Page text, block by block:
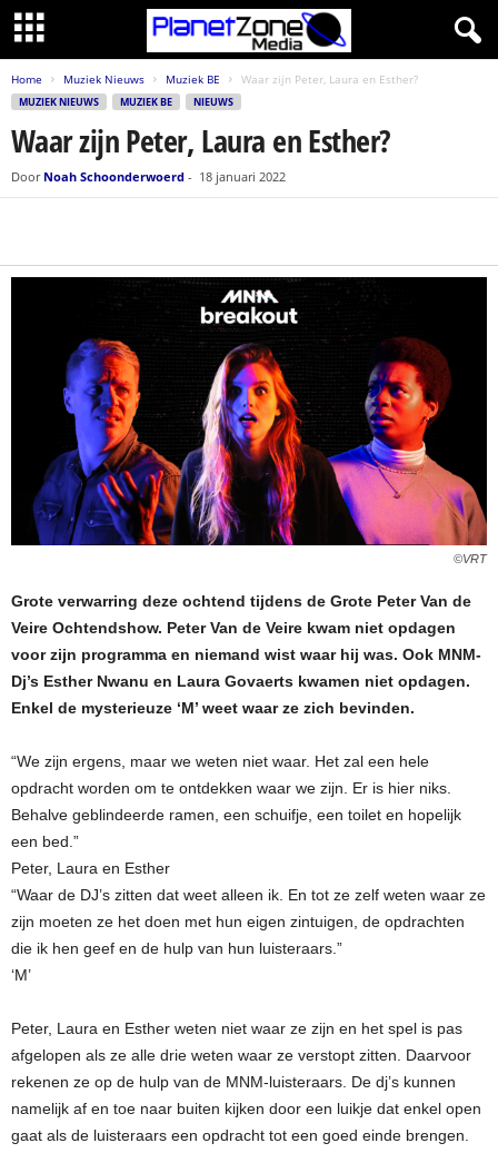
Home Muziek Nieuws Muziek BE Waar zijn Peter, Laura en Esther?
MUZIEK NIEUWS MUZIEK BE NIEUWS
Waar zijn Peter, Laura en Esther?
Door Noah Schoonderwoerd - 18 januari 2022
©VRT
Grote verwarring deze ochtend tijdens de Grote Peter Van de
Veire Ochtendshow. Peter Van de Veire kwam niet opdagen
voor zijn programma en niemand wist waar hij was. Ook MNM-
Dj’s Esther Nwanu en Laura Govaerts kwamen niet opdagen.
Enkel de mysterieuze ‘M’ weet waar ze zich bevinden.
“We zijn ergens, maar we weten niet waar. Het zal een hele
opdracht worden om te ontdekken waar we zijn. Er is hier niks.
Behalve geblindeerde ramen, een schuifje, een toilet en hopelijk
een bed.”
Peter, Laura en Esther
“Waar de DJ’s zitten dat weet alleen ik. En tot ze zelf weten waar ze
zijn moeten ze het doen met hun eigen zintuigen, de opdrachten
die ik hen geef en de hulp van hun luisteraars.”
‘M’
Peter, Laura en Esther weten niet waar ze zijn en het spel is pas
afgelopen als ze alle drie weten waar ze verstopt zitten. Daarvoor
rekenen ze op de hulp van de MNM-luisteraars. De dj’s kunnen
namelijk af en toe naar buiten kijken door een luikje dat enkel open
gaat als de luisteraars een opdracht tot een goed einde brengen.